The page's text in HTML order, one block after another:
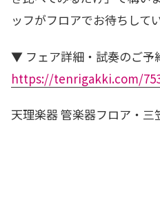
ッフがフロアでお待ちしてい
▼ フェア詳細・試奏のご予
https://tenrigakki.com/
天理楽器 管楽器フロア・